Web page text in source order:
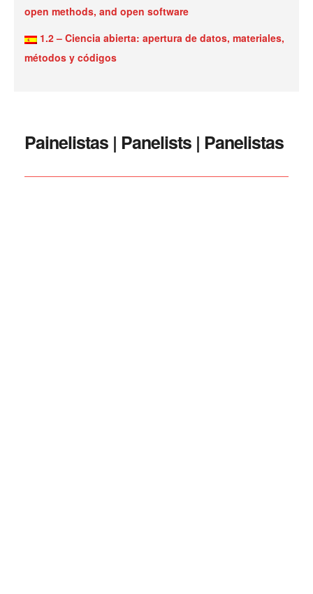
open methods, and open software
1.2 – Ciencia abierta: apertura de datos, materiales,
métodos y códigos
Painelistas | Panelists | Panelistas